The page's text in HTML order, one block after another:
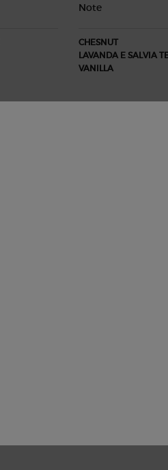
Note
CHESNUT
LAVANDA E SALVIA
VANILLA